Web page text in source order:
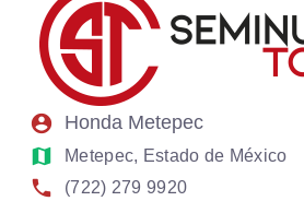
account_circle Honda Metepec
map Metepec, Estado de México
phone (722) 279 9920